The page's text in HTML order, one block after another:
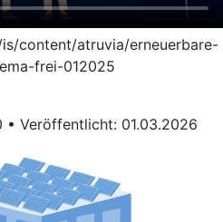
content/atruvia/erneuerbare-
frei-012025
• Veröffentlicht: 01.03.2026